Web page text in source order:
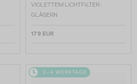
VIOLETTEM LICHTFILTER-
GLÄSERN
179 EUR
2-4 WERKTAGE